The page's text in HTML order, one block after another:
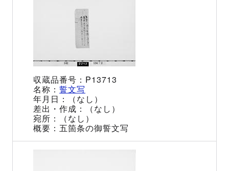
P13713
誓文写
（なし）
（なし）
（なし）
五箇条の御誓文写